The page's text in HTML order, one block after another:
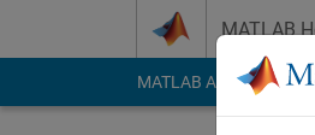
MATLAB
MATLAB Answers